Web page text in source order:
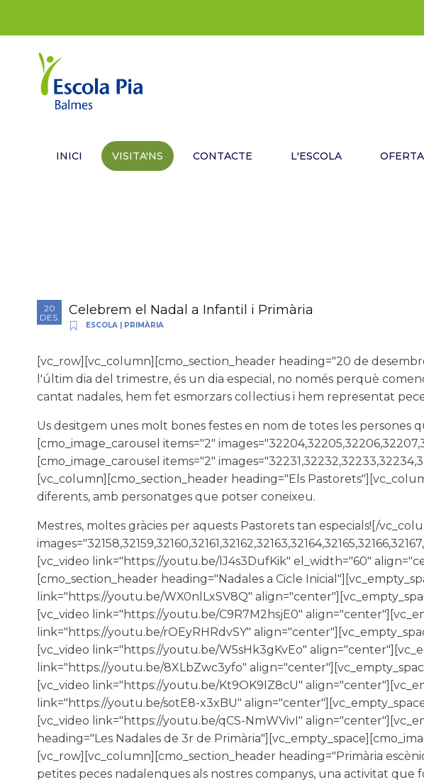
INICI VISITA'NS CONTACTE L'ESCOLA
20
DES.
Celebrem el Nadal a Infantil i Primària
ESCOLA PRIMÀRIA
[vc_row][vc_column][cmo_section_header heading="20 de
l'últim dia del trimestre, és un dia especial, no només perquè
cantat nadales, hem fet esmorzars col·lectius i hem representat
Us desitgem unes molt bones festes en nom de totes les persones
[cmo_image_carousel items="2"
[cmo_image_carousel items="2"
[vc_column][cmo_section_header heading="Els
diferents, amb personatges que potser coneixeu.
Mestres, moltes gràcies per aquests Pastorets tan especials![/
[vc_video link="https://youtu.be/lJ4s3DufKik" el_width="60"
[cmo_section_header heading="Nadales a Cicle
link="https://youtu.be/WX0nlLxSV8Q"
[vc_video link="https://youtu.be/C9R7M2hsjE0"
link="https://youtu.be/rOEyRHRdvSY"
[vc_video link="https://youtu.be/W5sHk3gKvEo"
link="https://youtu.be/8XLbZwc3yfo"
[vc_video link="https://youtu.be/Kt9OK9IZ8cU"
link="https://youtu.be/sotE8-x3xBU"
[vc_video link="https://youtu.be/qCS-NmWVivI"
heading="Les Nadales de 3r de
[vc_row][vc_column][cmo_section_header heading="Primària
petites peces nadalenques als nostres companys, una activitat